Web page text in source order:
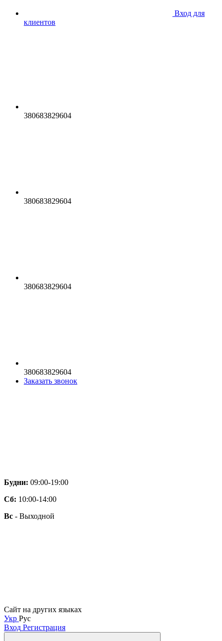
Вход для
клиентов
380683829604
380683829604
380683829604
380683829604
Заказать звонок
Будни: 09:00-19:00
Сб: 10:00-14:00
Вс - Выходной
Сайт на других языках
Укр Рус
Вход Регистрация